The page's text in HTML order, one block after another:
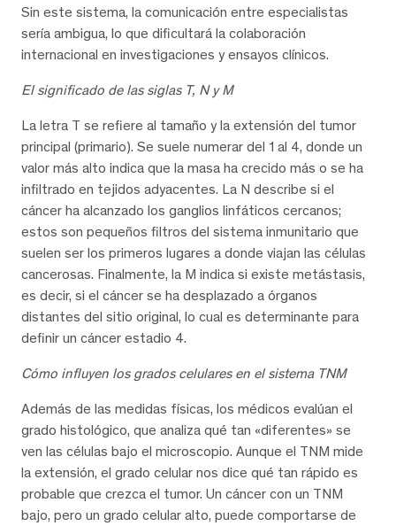
Sin este sistema, la comunicación entre especialistas
sería ambigua, lo que dificultará la colaboración
internacional en investigaciones y ensayos clínicos.
El significado de las siglas T, N y M
La letra T se refiere al tamaño y la extensión del tumor
principal (primario). Se suele numerar del 1 al 4, donde un
valor más alto indica que la masa ha crecido más o se ha
infiltrado en tejidos adyacentes. La N describe si el
cáncer ha alcanzado los ganglios linfáticos cercanos;
estos son pequeños filtros del sistema inmunitario que
suelen ser los primeros lugares a donde viajan las células
cancerosas. Finalmente, la M indica si existe metástasis,
es decir, si el cáncer se ha desplazado a órganos
distantes del sitio original, lo cual es determinante para
definir un cáncer estadio 4.
Cómo influyen los grados celulares en el sistema TNM
Además de las medidas físicas, los médicos evalúan el
grado histológico, que analiza qué tan «diferentes» se
ven las células bajo el microscopio. Aunque el TNM mide
la extensión, el grado celular nos dice qué tan rápido es
probable que crezca el tumor. Un cáncer con un TNM
bajo, pero un grado celular alto, puede comportarse de